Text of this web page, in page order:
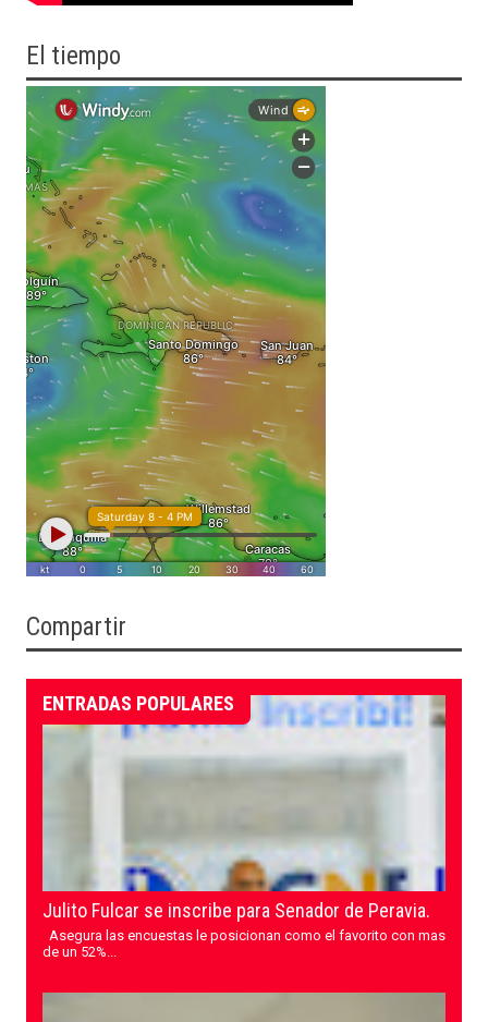
El tiempo
Compartir
ENTRADAS POPULARES
Julito Fulcar se inscribe para Senador de Peravia.
Asegura las encuestas le posicionan como el favorito con mas
de un 52%...